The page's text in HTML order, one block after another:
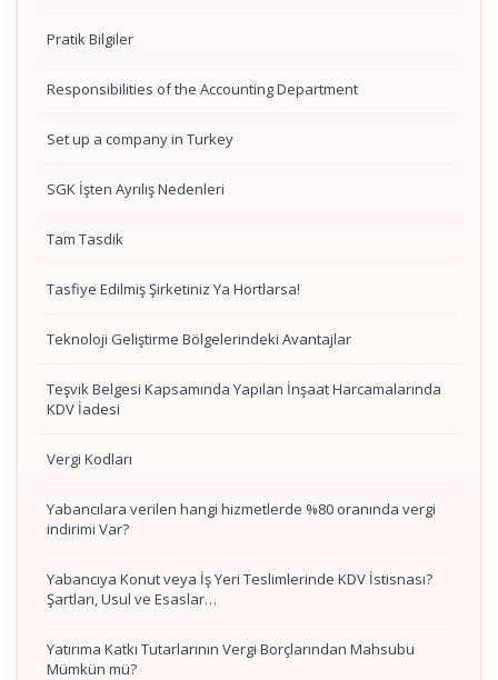
Pratik Bilgiler
Responsibilities of the Accounting Department
Set up a company in Turkey
SGK İşten Ayrılış Nedenleri
Tam Tasdik
Tasfiye Edilmiş Şirketiniz Ya Hortlarsa!
Teknoloji Geliştirme Bölgelerindeki Avantajlar
Teşvik Belgesi Kapsamında Yapılan İnşaat Harcamalarında
KDV İadesi
Vergi Kodları
Yabancılara verilen hangi hizmetlerde %80 oranında vergi
indirimi Var?
Yabancıya Konut veya İş Yeri Teslimlerinde KDV İstisnası?
Şartları, Usul ve Esaslar…
Yatırıma Katkı Tutarlarının Vergi Borçlarından Mahsubu
Mümkün mü?